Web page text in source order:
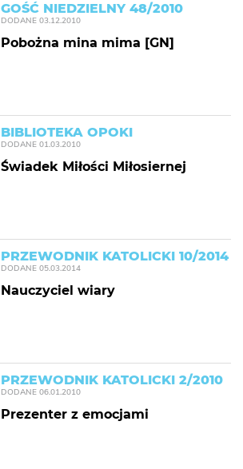
GOŚĆ NIEDZIELNY 48/2010
DODANE 03.12.2010
Pobożna mina mima [GN]
BIBLIOTEKA OPOKI
DODANE 01.03.2010
Świadek Miłości Miłosiernej
PRZEWODNIK KATOLICKI 10/2014
DODANE 05.03.2014
Nauczyciel wiary
PRZEWODNIK KATOLICKI 2/2010
DODANE 06.01.2010
Prezenter z emocjami